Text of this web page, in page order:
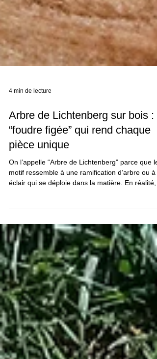
Arbre de Lichtenberg sur bois :
“foudre figée” qui rend chaque
On l’appelle “Arbre de Lichtenberg” parce que le
éclair qui se déploie dans la matière. En réalité, il
s’agit d’une figure de Lichtenberg : une trace
visuelle laissée par une décharge électrique,
étudiée dès le XVIIIᵉ siècle par le physicien
Christoph Lichtenberg . Sur le bois, ce rendu est
spectaculaire : des lignes fractales , organiques,
impossibles à reproduire à l’identique. Résultat :
chaque création est une piè